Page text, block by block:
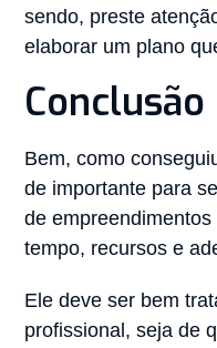
sendo, preste
elaborar um plano
Conclusão
Bem, como
de importante para
de
tempo, recursos e
Ele deve ser bem
profissional, seja de